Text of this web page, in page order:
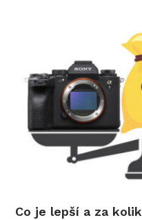
Co je lepší a za kolik